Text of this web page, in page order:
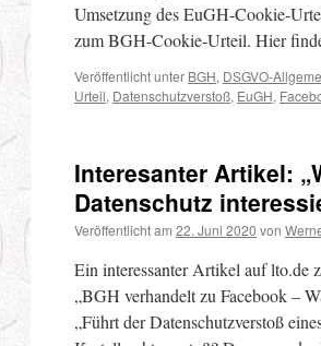
Umsetzung des EuGH-Cookie-
zum BGH-Cookie-Urteil. Hier
Veröffentlicht unter BGH, DSGVO-
Urteil, Datenschutzverstoß, EuGH,
Interesanter Artikel:
Daten­schutz
Veröffentlicht am 22. Juni 2020 von
Ein interessanter Artikel auf lto.de
„BGH verhandelt zu Facebook –
„Führt der Datenschutzverstoß